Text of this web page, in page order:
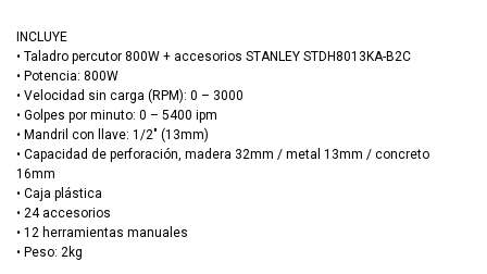
INCLUYE
• Taladro percutor 800W + accesorios STANLEY STDH8013KA-B2C
• Potencia: 800W
• Velocidad sin carga (RPM): 0 – 3000
• Golpes por minuto: 0 – 5400 ipm
• Mandril con llave: 1/2" (13mm)
• Capacidad de perforación, madera 32mm / metal 13mm / concreto
16mm
• Caja plástica
• 24 accesorios
• 12 herramientas manuales
• Peso: 2kg